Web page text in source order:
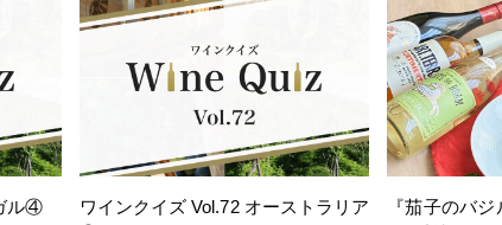
ル④
ワインクイズ Vol.72 オーストラリア
『茄子のバ